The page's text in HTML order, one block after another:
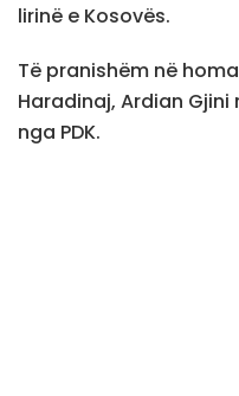
lirinë e Kosovës.
Të pranishëm në
Haradinaj, Ardian Gjini
nga PDK.